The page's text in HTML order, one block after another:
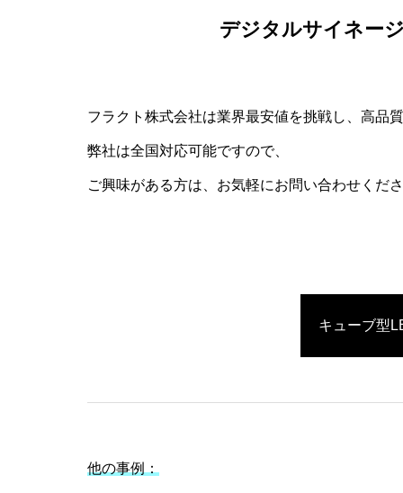
デジタルサイネー
フラクト株式会社は業界最安値を挑戦し、高品
弊社は全国対応可能ですので、
ご興味がある方は、お気軽にお問い合わせくだ
キューブ型
他の事例：